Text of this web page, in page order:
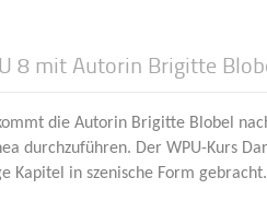
8 mit Autorin Brigitte
die Autorin Brigitte Blobel
durchzuführen. Der WPU-Kurs
Kapitel in szenische Form